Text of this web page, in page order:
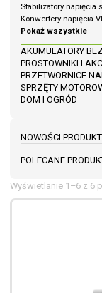
Stabilizatory napięcia
Konwertery napięcia
Pokaż wszystkie
AKUMULATORY
PROSTOWNIKI I
PRZETWORNICE
SPRZĘTY
DOM I OGRÓD
NOWOŚCI
POLECANE
Wyświetlanie 1–6 z 6